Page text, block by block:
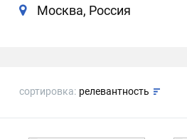
Москва, Россия
сортировка: релевантность